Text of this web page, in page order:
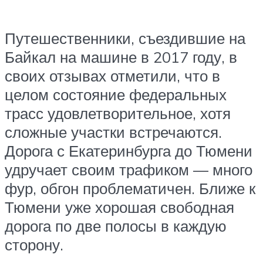
Путешественники, съездившие на
Байкал на машине в 2017 году, в
своих отзывах отметили, что в
целом состояние федеральных
трасс удовлетворительное, хотя
сложные участки встречаются.
Дорога с Екатеринбурга до Тюмени
удручает своим трафиком — много
фур, обгон проблематичен. Ближе к
Тюмени уже хорошая свободная
дорога по две полосы в каждую
сторону.